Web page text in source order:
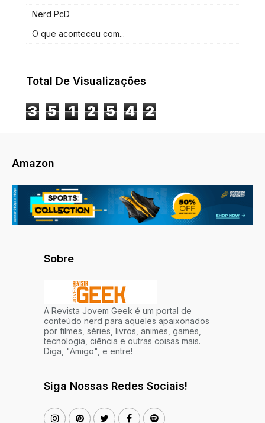
Nerd PcD
O que aconteceu com...
Total De Visualizações
3 5 1 2 5 4 2
Amazon
Sobre
A Revista Jovem Geek é um portal de
conteúdo nerd para aqueles apaixonados
por filmes, séries, livros, animes, games,
tecnologia, ciência e outras coisas mais.
Diga, "Amigo", e entre!
Siga Nossas Redes Sociais!